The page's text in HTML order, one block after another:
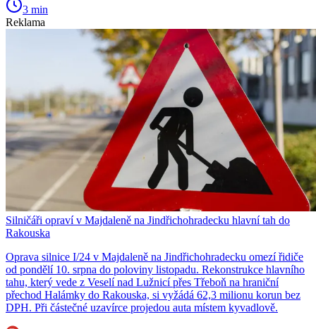
3 min
Reklama
Silničáři opraví v Majdaleně na Jindřichohradecku hlavní tah do
Rakouska
Oprava silnice I/24 v Majdaleně na Jindřichohradecku omezí řidiče
od pondělí 10. srpna do poloviny listopadu. Rekonstrukce hlavního
tahu, který vede z Veselí nad Lužnicí přes Třeboň na hraniční
přechod Halámky do Rakouska, si vyžádá 62,3 milionu korun bez
DPH. Při částečné uzavírce projedou auta místem kyvadlově.